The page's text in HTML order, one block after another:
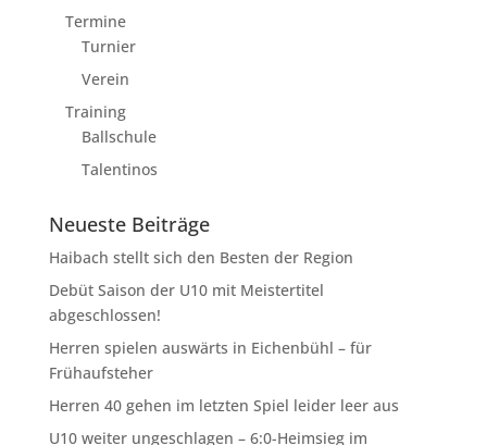
Termine
Turnier
Verein
Training
Ballschule
Talentinos
Neueste Beiträge
Haibach stellt sich den Besten der Region
Debüt Saison der U10 mit Meistertitel
abgeschlossen!
Herren spielen auswärts in Eichenbühl – für
Frühaufsteher
Herren 40 gehen im letzten Spiel leider leer aus
U10 weiter ungeschlagen – 6:0-Heimsieg im